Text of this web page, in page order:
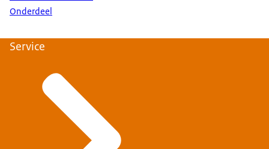
Onderdeel
Service